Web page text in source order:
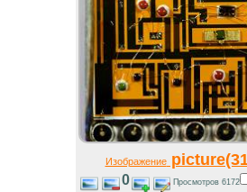
Изображение
0 Просмотров 6172